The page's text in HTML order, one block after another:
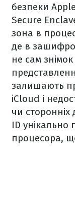
безпеки
Secure
зона в
де в
не сам
залишають
iCloud і
чи сторонніх
ID
процесора,